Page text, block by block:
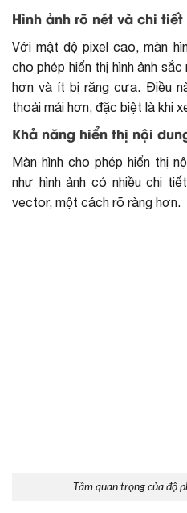
Hình ảnh rõ nét và chi tiết
Với mật độ pixel cao, màn
cho phép hiển thị hình ảnh
hơn và ít bị răng cưa. Điều
thoải mái hơn, đặc biệt là khi
Khả năng hiển thị nội
Màn hình cho phép hiển thị
như hình ảnh có nhiều chi
vector, một cách rõ ràng hơn.
Tầm quan trọng của độ